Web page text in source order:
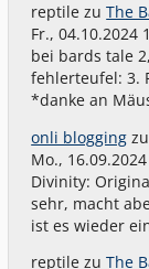
reptile zuThe
Fr., 04.10.2024
bei bards tale
fehlerteufel: 3.
*danke an
onli blogging zu
Mo.,
Divinity:
sehr, macht
ist es wieder
reptile zuThe